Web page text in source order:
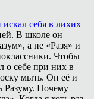
себя в лихих
В школе он
а не «Разя» и
Чтобы
о себе при них в
мыть. Он её и
Разуму. Почему